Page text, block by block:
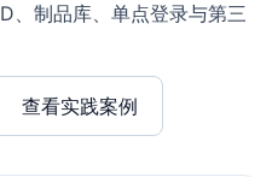
、制品库、单点登录与第三
查看实践案例